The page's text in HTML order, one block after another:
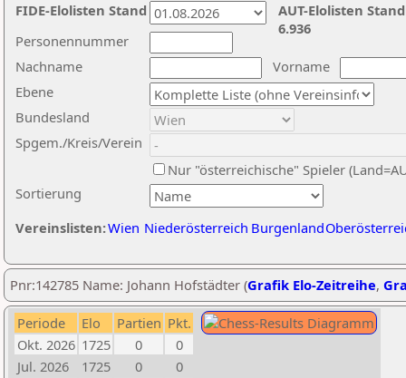
Nachname
Vorname
Ebene
Sortierung
Personennummer
Bundesland
Spgem./Kreis/Verein
Nur "österreichische" Spieler
Vereinslisten:Wien Niederösterreich Burgenland
AUT-Elolisten
6.936
FIDE-Elolisten Stand
Pnr:142785 Name: Johann Hofstädter (Grafik Elo-Zeitreihe,
Periode Elo Partien Pkt.
Okt. 2026 1725 0
0
Jul. 2026
1725 0
0